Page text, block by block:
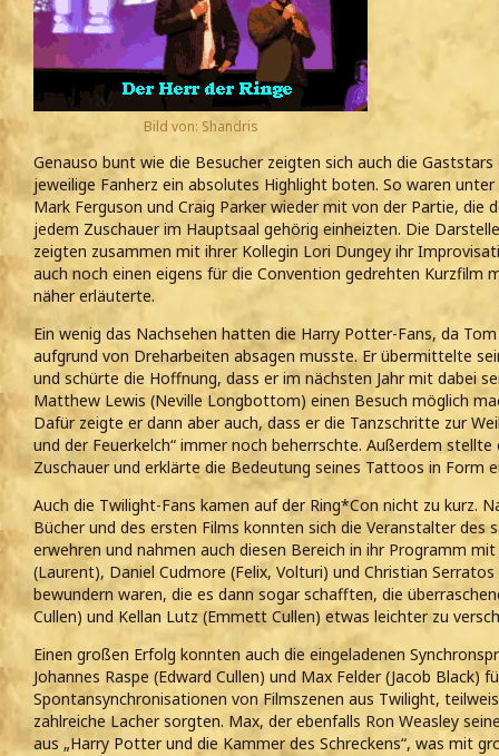
Bild von: Shandris
Genauso bunt wie die Besucher zeigten sich auch die
jeweilige Fanherz ein absolutes Highlight boten. So waren
Mark Ferguson und Craig Parker wieder mit von der Partie, die
jedem Zuschauer im Hauptsaal gehörig einheizten. Die
zeigten zusammen mit ihrer Kollegin Lori Dungey ihr
auch noch einen eigens für die Convention gedrehten Kurzfilm
näher erläuterte.
Ein wenig das Nachsehen hatten die Harry Potter-Fans, da
aufgrund von Dreharbeiten absagen musste. Er übermittelte
und schürte die Hoffnung, dass er im nächsten Jahr mit dabei
Matthew Lewis (Neville Longbottom) einen Besuch möglich
Dafür zeigte er dann aber auch, dass er die Tanzschritte zur
und der Feuerkelch“ immer noch beherrschte. Außerdem
Zuschauer und erklärte die Bedeutung seines Tattoos in Form
Auch die Twilight-Fans kamen auf der Ring*Con nicht zu kurz.
Bücher und des ersten Films konnten sich die Veranstalter des
erwehren und nahmen auch diesen Bereich in ihr Programm
(Laurent), Daniel Cudmore (Felix, Volturi) und Christian
bewundern waren, die es dann sogar schafften, die
Cullen) und Kellan Lutz (Emmett Cullen) etwas leichter zu
Einen großen Erfolg konnten auch die eingeladenen
Johannes Raspe (Edward Cullen) und Max Felder (Jacob Black)
Spontansynchronisationen von Filmszenen aus Twilight,
zahlreiche Lacher sorgten. Max, der ebenfalls Ron Weasley
aus „Harry Potter und die Kammer des Schreckens“, was mit